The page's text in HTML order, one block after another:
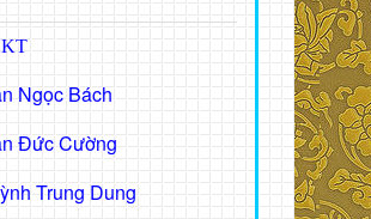
Ngọc Bách
Đức Cường
Trung Dung